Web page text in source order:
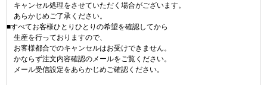
キャンセル処理をさせていただく場合がございます。
あらかじめご了承ください。
■すべてお客様ひとりひとりの希望を確認してから
生産を行っておりますので、
お客様都合でのキャンセルはお受けできません。
かならず注文内容確認のメールをご覧ください。
メール受信設定をあらかじめご確認ください。